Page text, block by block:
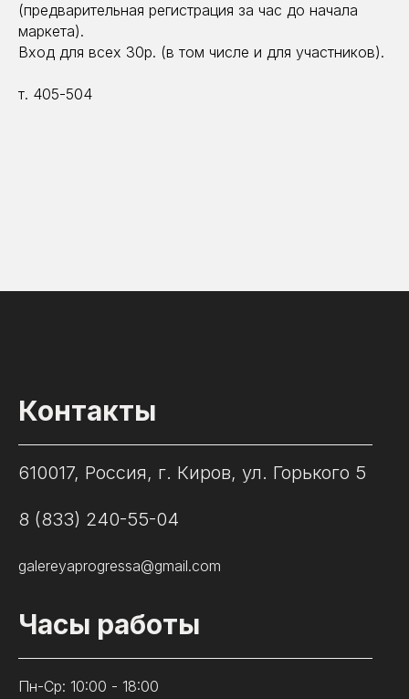
(предварительная регистрация за час до начала
маркета).
Вход для всех 30р. (в том числе и для участников).
т. 405-504
Контакты
610017, Россия, г. Киров, ул. Горького 5
8 (833) 240-55-04
galereyaprogressa@gmail.com
Часы работы
Пн-Ср: 10:00 - 18:00